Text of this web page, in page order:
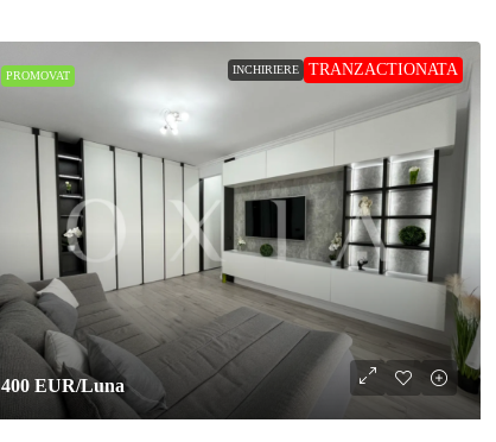
PROMOVAT INCHIRIERE TRANZACTIONATA
400 EUR/Luna